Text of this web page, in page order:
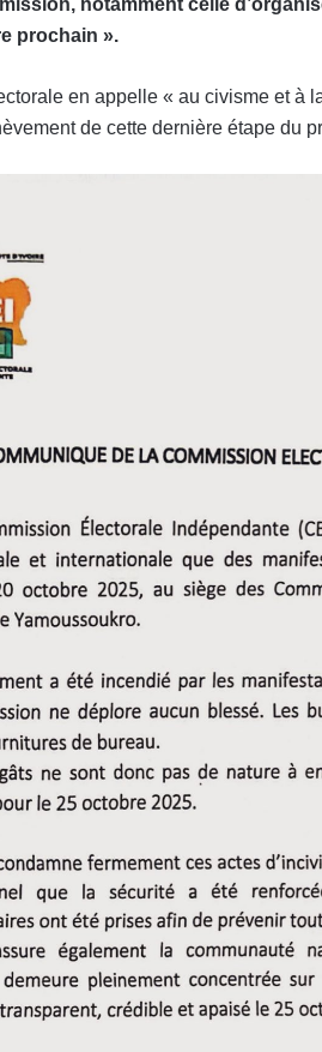
notamment celle
prochain ».
en appelle « au civisme et à
de cette dernière étape du